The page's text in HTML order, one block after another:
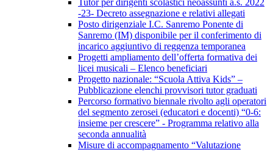
Tutor per dirigenti scolastici neoassunti a.s. 2022
-23- Decreto assegnazione e relativi allegati
Posto dirigenziale I.C. Sanremo Ponente di
Sanremo (IM) disponibile per il conferimento di
incarico aggiuntivo di reggenza temporanea
Progetti ampliamento dell’offerta formativa dei
licei musicali – Elenco beneficiari
Progetto nazionale: “Scuola Attiva Kids” –
Pubblicazione elenchi provvisori tutor graduati
Percorso formativo biennale rivolto agli operatori
del segmento zerosei (educatori e docenti) “0-6:
insieme per crescere” - Programma relativo alla
seconda annualità
Misure di accompagnamento “Valutazione